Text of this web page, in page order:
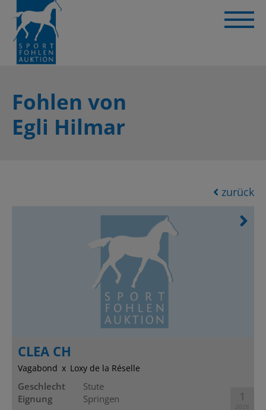
Fohlen von
Egli Hilmar
zurück
CLEA CH
Vagabond Loxy de la Réselle
Geschlecht
Stute
Eignung
Springen 1